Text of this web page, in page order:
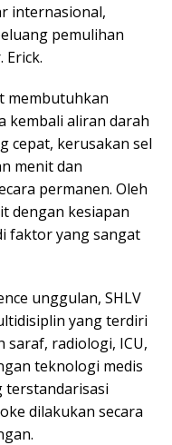
internasional,
pemulihan
Erick.
membutuhkan
kembali aliran darah
cepat, kerusakan sel
menit dan
permanen. Oleh
dengan kesiapan
faktor yang sangat
unggulan, SHLV
yang terdiri
saraf, radiologi, ICU,
teknologi medis
dilakukan secara